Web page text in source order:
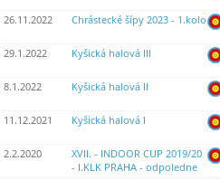
26.11.2022 Chrástecké šípy 2023 - 1.kolo
29.1.2022 Kyšická halová III
8.1.2022 Kyšická halová II
11.12.2021 Kyšická halová I
2.2.2020
XVII. - INDOOR CUP 2019/20
- I.KLK PRAHA - odpoledne